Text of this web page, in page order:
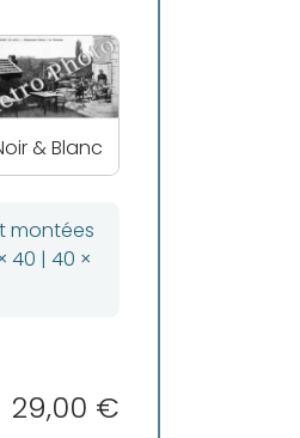
& Blanc
montées
40 | 40 ×
29,00 €